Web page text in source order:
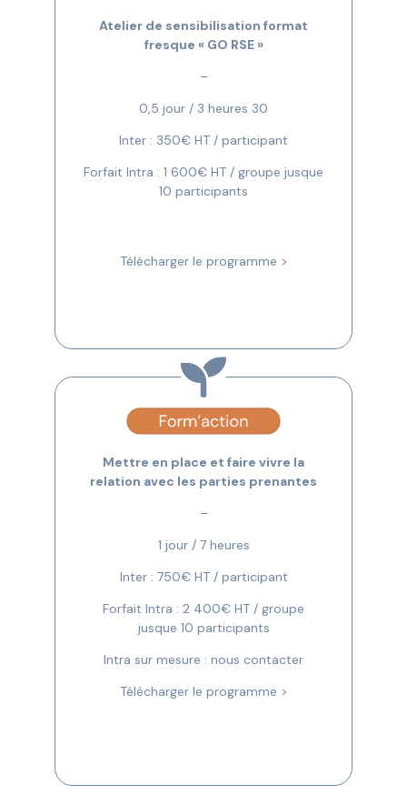
Atelier de sensibilisation format
fresque « GO RSE »
–
0,5 jour / 3 heures 30
Inter : 350€ HT / participant
Forfait Intra : 1 600€ HT / groupe jusque
10 participants
Télécharger le programme >
Mettre en place et faire vivre la
relation avec les parties prenantes
–
1 jour / 7 heures
Inter : 750€ HT / participant
Forfait Intra : 2 400€ HT / groupe
jusque 10 participants
Intra sur mesure : nous contacter
Télécharger le programme >